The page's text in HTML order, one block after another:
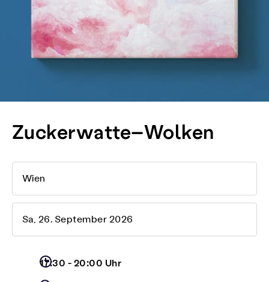
Zuckerwatte–Wolken
Wien
Sa, 26. September 2026
17:30 - 20:00 Uhr